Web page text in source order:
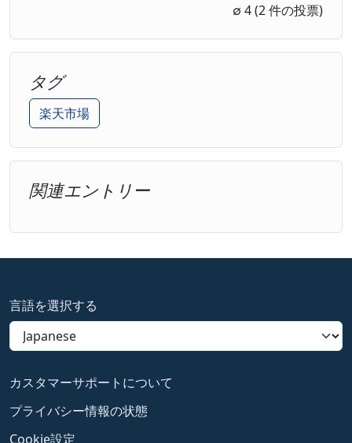
3 Stars4 Stars
5 Stars
∅ 4(2 件の投票)
タグ
楽天市場
関連エントリー
言語を選択する
カスタマーサポートについて
プライバシー情報の状態
Cookie設定